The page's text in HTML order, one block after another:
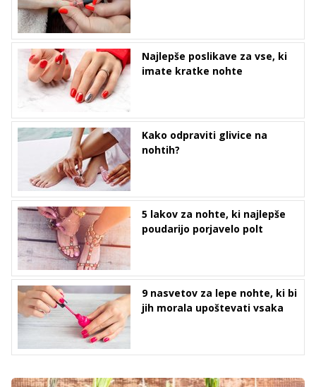
Najlepše poslikave za vse, ki
imate kratke nohte
Kako odpraviti glivice na
nohtih?
5 lakov za nohte, ki najlepše
poudarijo porjavelo polt
9 nasvetov za lepe nohte, ki bi
jih morala upoštevati vsaka